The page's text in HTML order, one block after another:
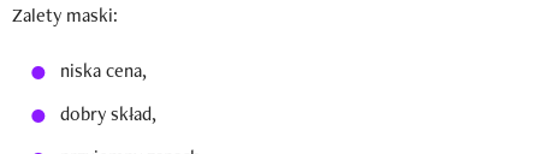
Zalety maski:
niska cena,
dobry skład,